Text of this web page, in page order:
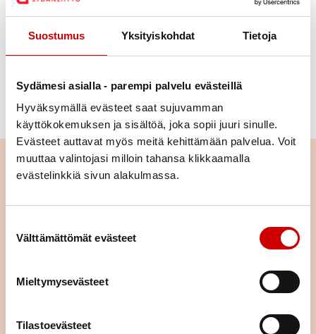
Suostumus Yksityiskohdat Tietoja
Sydämesi asialla - parempi palvelu evästeillä
Hyväksymällä evästeet saat sujuvamman
käyttökokemuksen ja sisältöä, joka sopii juuri sinulle.
Evästeet auttavat myös meitä kehittämään palvelua. Voit
muuttaa valintojasi milloin tahansa klikkaamalla
evästelinkkiä sivun alakulmassa.
Välttämättömät evästeet
Mieltymysevästeet
Tilastoevästeet
pidetty opettaja ja nuorten tutkijoiden joukossa
Professori Pauli Soisalon muistorahaston 12 000
nuorelle, alle 40-vuotiaalle sydän- ja
verisuonisairauksien tutkijalle.
Lue seuraavaksi
Pitkä tie tahdistinhoidossa –
normaalin arjen
lisää liikettä